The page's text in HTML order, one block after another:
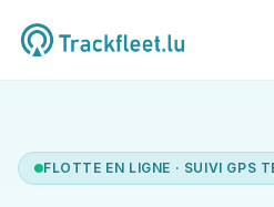
FLOTTE EN LIGNE · SUIVI GPS